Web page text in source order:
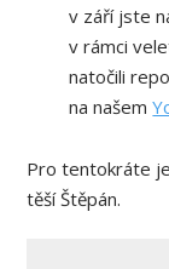
v září jste
v rámci
natočili
na našem
Pro tentokráte
těší Štěpán.